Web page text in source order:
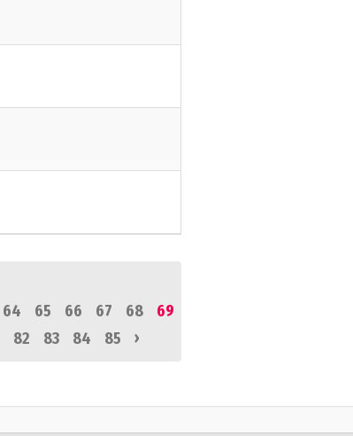
64 65 66 67 68
69
82 83 84 85 ›